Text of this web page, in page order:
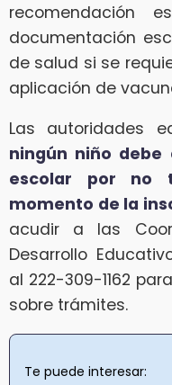
recomendación
documentación
de salud si se
aplicación de
Las autoridades
ningún niño
escolar por no
momento de la
acudir a las
Desarrollo
al 222-309-1162
sobre trámites.
Te puede interesar: